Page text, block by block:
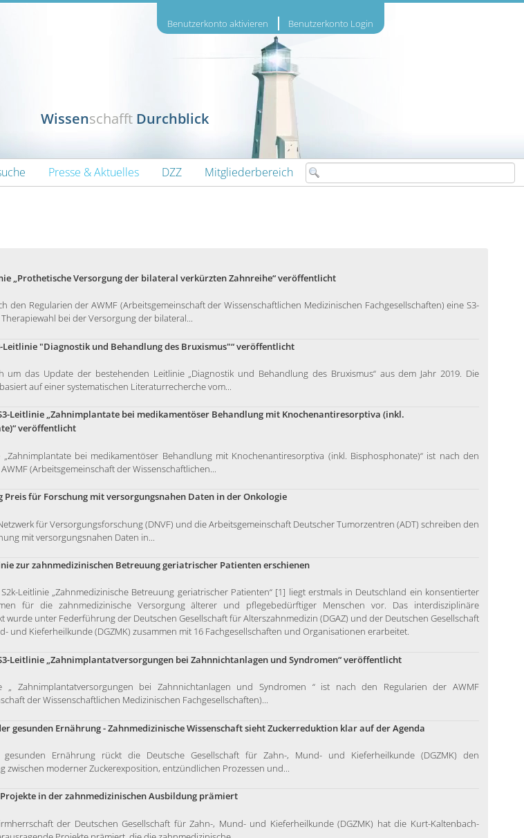
Benutzerkonto aktivieren
Benutzerkonto Login
Wissenschafft Durchblick
Presse & Aktuelles DZZ Mitgliederbereich
„Prothetische Versorgung der bilateral verkürzten Zahnreihe“ veröffentlicht
den Regularien der AWMF (Arbeitsgemeinschaft der Wissenschaftlichen Medizinischen Fachgesellschaften) eine S3-
bei der Versorgung der bilateral...
Leitlinie "Diagnostik und Behandlung des Bruxismus"“ veröffentlicht
um das Update der bestehenden Leitlinie „Diagnostik und Behandlung des Bruxismus“ aus dem Jahr 2019. Die
auf einer systematischen Literaturrecherche vom...
Leitlinie „Zahnimplantate bei medikamentöser Behandlung mit Knochenantiresorptiva (inkl.
veröffentlicht
„Zahnimplantate bei medikamentöser Behandlung mit Knochenantiresorptiva (inkl. Bisphosphonate)“ ist nach den
(Arbeitsgemeinschaft der Wissenschaftlichen...
Preis für Forschung mit versorgungsnahen Daten in der Onkologie
für Versorgungsforschung (DNVF) und die Arbeitsgemeinschaft Deutscher Tumorzentren (ADT) schreiben den
mit versorgungsnahen Daten in...
zur zahnmedizinischen Betreuung geriatrischer Patienten erschienen
Leitlinie „Zahnmedizinische Betreuung geriatrischer Patienten“ [1] liegt erstmals in Deutschland ein konsentierter
für die zahnmedizinische Versorgung älterer und pflegebedürftiger Menschen vor. Das interdisziplinäre
wurde unter Federführung der Deutschen Gesellschaft für Alterszahnmedizin (DGAZ) und der Deutschen Gesellschaft
und Kieferheilkunde (DGZMK) zusammen mit 16 Fachgesellschaften und Organisationen erarbeitet.
Leitlinie „Zahnimplantatversorgungen bei Zahnnichtanlagen und Syndromen“ veröffentlicht
„ Zahnimplantatversorgungen bei Zahnnichtanlagen und Syndromen “ ist nach den Regularien der AWMF
der Wissenschaftlichen Medizinischen Fachgesellschaften)...
gesunden Ernährung - Zahnmedizinische Wissenschaft sieht Zuckerreduktion klar auf der Agenda
Ernährung rückt die Deutsche Gesellschaft für Zahn-, Mund- und Kieferheilkunde (DGZMK) den
zwischen moderner Zuckerexposition, entzündlichen Prozessen und...
in der zahnmedizinischen Ausbildung prämiert
der Deutschen Gesellschaft für Zahn-, Mund- und Kieferheilkunde (DGZMK) hat die Kurt-Kaltenbach-